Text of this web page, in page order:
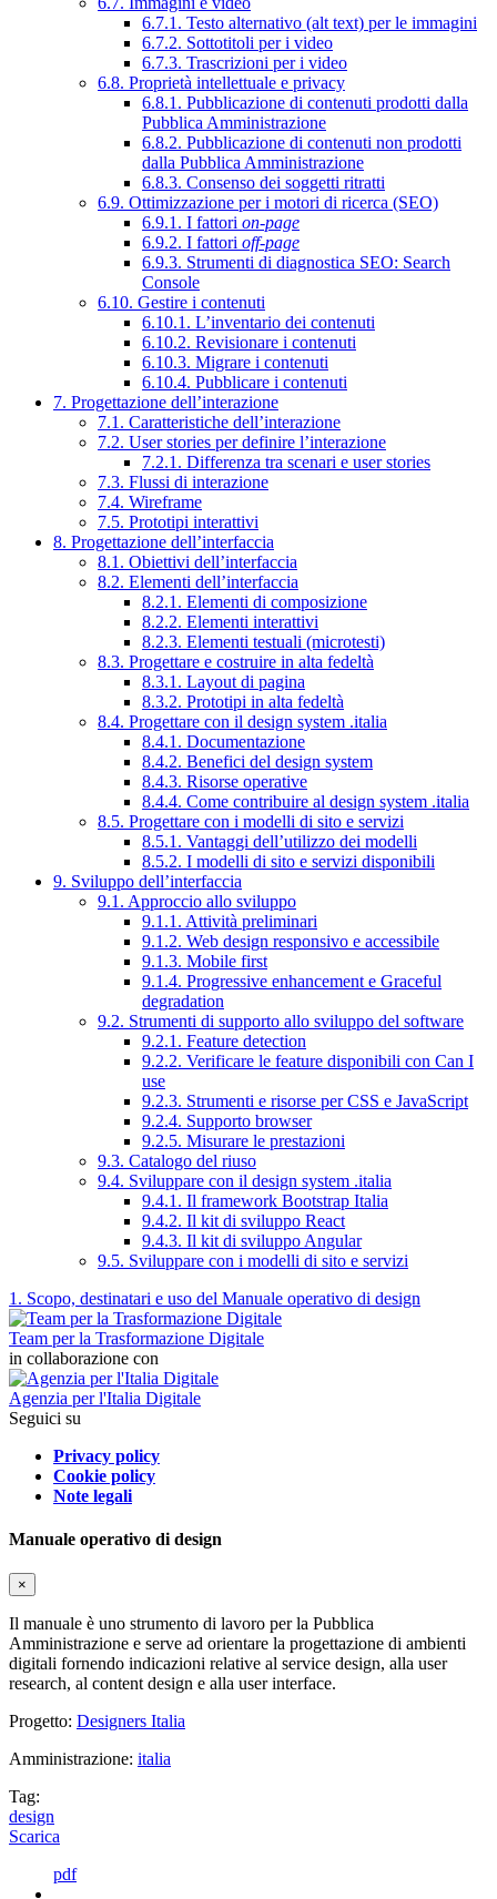
6.7.1. Testo alternativo (alt text) per le immagini
6.7.2. Sottotitoli per i video
6.7.3. Trascrizioni per i video
6.8. Proprietà intellettuale e privacy
6.8.1. Pubblicazione di contenuti prodotti dalla
Pubblica Amministrazione
6.8.2. Pubblicazione di contenuti non prodotti
dalla Pubblica Amministrazione
6.8.3. Consenso dei soggetti ritratti
6.9. Ottimizzazione per i motori di ricerca (SEO)
6.9.1. I fattori on-page
6.9.2. I fattori off-page
6.9.3. Strumenti di diagnostica SEO: Search
Console
6.10. Gestire i contenuti
6.10.1. L’inventario dei contenuti
6.10.2. Revisionare i contenuti
6.10.3. Migrare i contenuti
6.10.4. Pubblicare i contenuti
7. Progettazione dell’interazione
7.1. Caratteristiche dell’interazione
7.2. User stories per definire l’interazione
7.2.1. Differenza tra scenari e user stories
7.3. Flussi di interazione
7.4. Wireframe
7.5. Prototipi interattivi
8. Progettazione dell’interfaccia
8.1. Obiettivi dell’interfaccia
8.2. Elementi dell’interfaccia
8.2.1. Elementi di composizione
8.2.2. Elementi interattivi
8.2.3. Elementi testuali (microtesti)
8.3. Progettare e costruire in alta fedeltà
8.3.1. Layout di pagina
8.3.2. Prototipi in alta fedeltà
8.4. Progettare con il design system .italia
8.4.1. Documentazione
8.4.2. Benefici del design system
8.4.3. Risorse operative
8.4.4. Come contribuire al design system .italia
8.5. Progettare con i modelli di sito e servizi
8.5.1. Vantaggi dell’utilizzo dei modelli
8.5.2. I modelli di sito e servizi disponibili
9. Sviluppo dell’interfaccia
9.1. Approccio allo sviluppo
9.1.1. Attività preliminari
9.1.2. Web design responsivo e accessibile
9.1.3. Mobile first
9.1.4. Progressive enhancement e Graceful
degradation
9.2. Strumenti di supporto allo sviluppo del software
9.2.1. Feature detection
9.2.2. Verificare le feature disponibili con Can I
use
9.2.3. Strumenti e risorse per CSS e JavaScript
9.2.4. Supporto browser
9.2.5. Misurare le prestazioni
9.3. Catalogo del riuso
9.4. Sviluppare con il design system .italia
9.4.1. Il framework Bootstrap Italia
9.4.2. Il kit di sviluppo React
9.4.3. Il kit di sviluppo Angular
9.5. Sviluppare con i modelli di sito e servizi
1. Scopo, destinatari e uso del Manuale operativo di design
Team per la Trasformazione Digitale
in collaborazione con
Agenzia per l'Italia Digitale
Seguici su
Privacy policy
Cookie policy
Note legali
Manuale operativo di design
×
Il manuale è uno strumento di lavoro per la Pubblica
Amministrazione e serve ad orientare la progettazione di ambienti
digitali fornendo indicazioni relative al service design, alla user
research, al content design e alla user interface.
Progetto: Designers Italia
Amministrazione: italia
Tag:
design
Scarica
pdf